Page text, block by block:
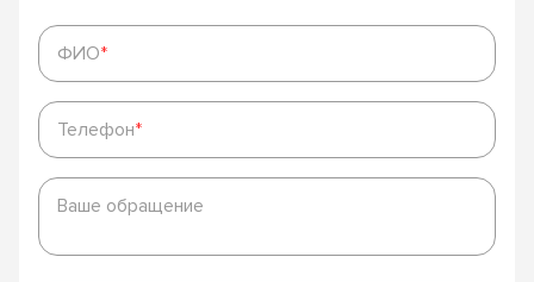
ФИО*
ФИО*
Телефон*
Телефон*
Ваше
обращение
Ваше обращение